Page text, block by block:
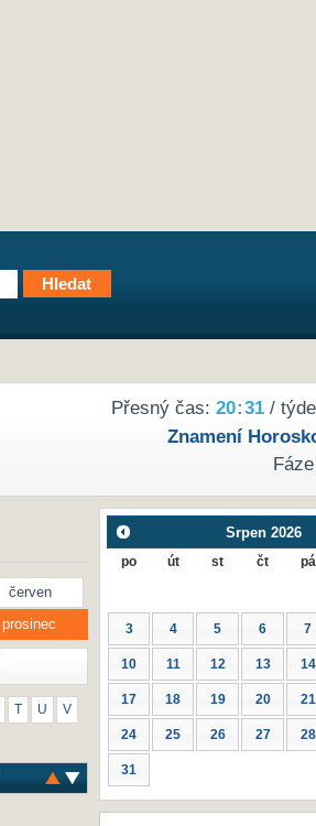
Přesný čas: 20:31/
Znamení
červen
prosinec
T U V
Srpen 2026
po út st čt pá
3 4 5 6 7
10 11 12 13 14
17 18 19 20 21
24 25 26 27 28
31